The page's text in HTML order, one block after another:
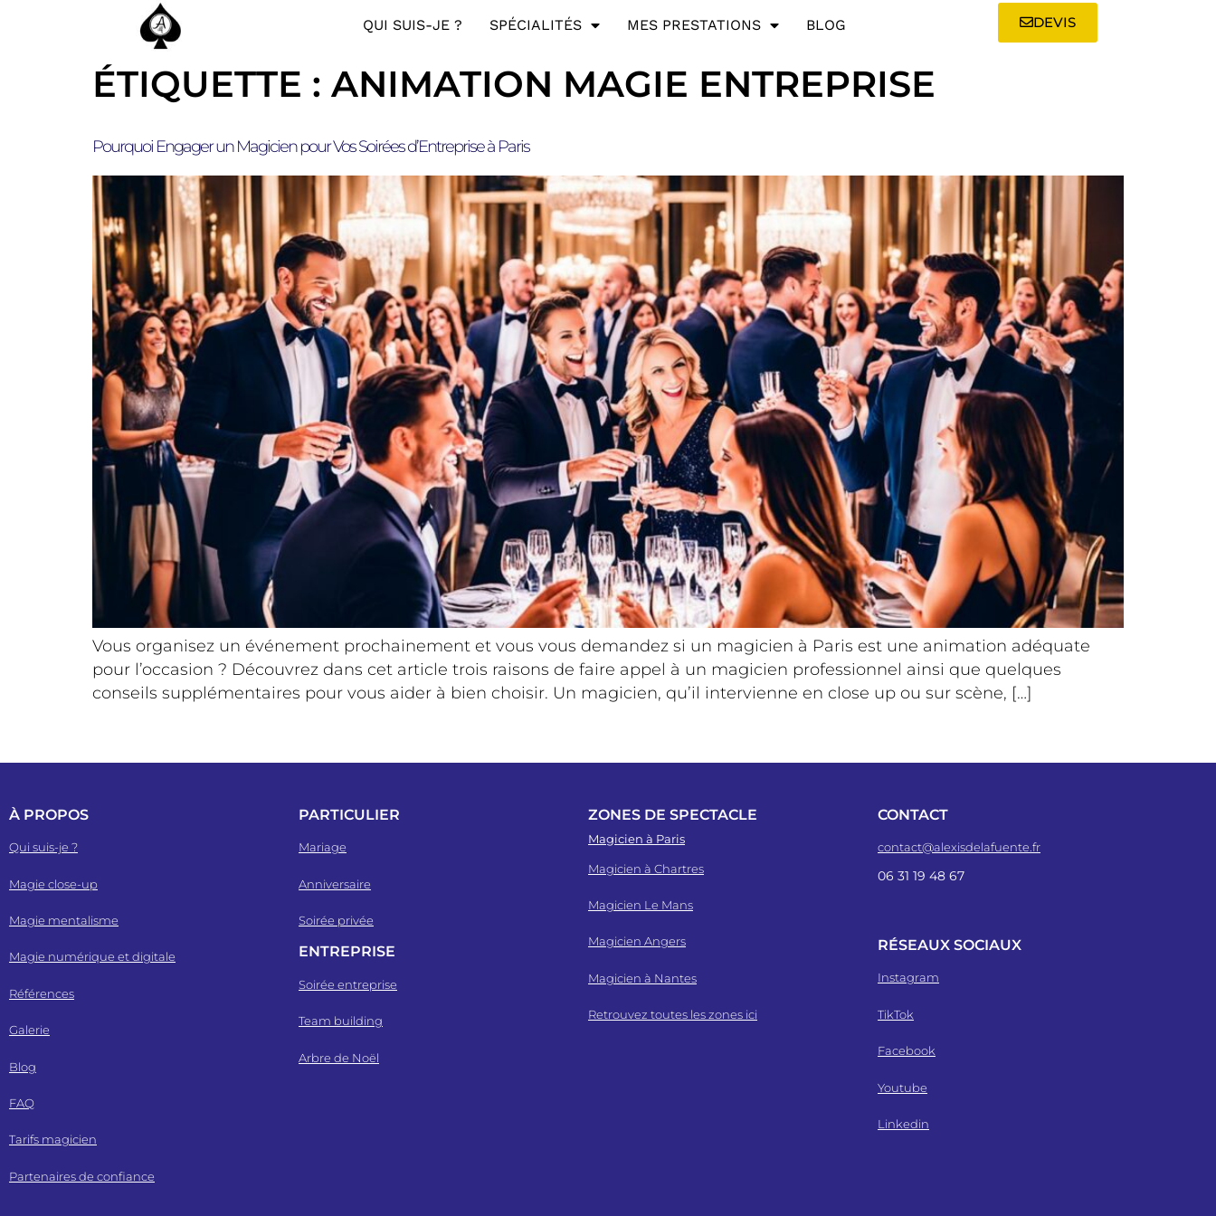
QUI SUIS-JE ? SPÉCIALITÉS MES PRESTATIONS BLOG DEVIS
ÉTIQUETTE : ANIMATION MAGIE ENTREPRISE
Pourquoi Engager un Magicien pour Vos Soirées d’Entreprise à Paris
Vous organisez un événement prochainement et vous vous demandez si un magicien à Paris est une animation adéquate
pour l’occasion ? Découvrez dans cet article trois raisons de faire appel à un magicien professionnel ainsi que quelques
conseils supplémentaires pour vous aider à bien choisir. Un magicien, qu’il intervienne en close up ou sur scène, […]
À PROPOS
Qui suis-je ?
Magie close-up
Magie mentalisme
Magie numérique et digitale
Références
Galerie
Blog
FAQ
Tarifs magicien
Partenaires de confiance
PARTICULIER
Mariage
Anniversaire
Soirée privée
ENTREPRISE
Soirée entreprise
Team building
Arbre de Noël
ZONES DE SPECTACLE
Magicien à Paris
Magicien à Chartres
Magicien Le Mans
Magicien Angers
Magicien à Nantes
Retrouvez toutes les zones ici
CONTACT
contact@alexisdelafuente.fr
06 31 19 48 67
RÉSEAUX SOCIAUX
Instagram
TikTok
Facebook
Youtube
Linkedin